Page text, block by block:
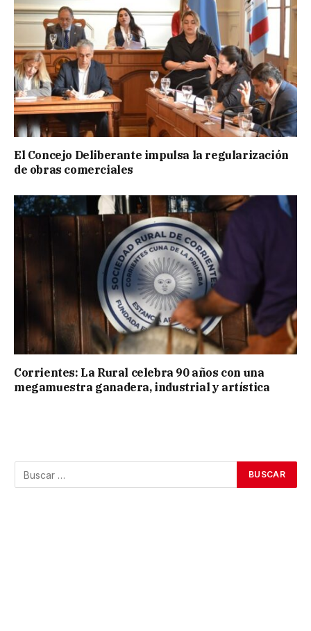
El Concejo Deliberante impulsa la regularización
de obras comerciales
Corrientes: La Rural celebra 90 años con una
megamuestra ganadera, industrial y artística